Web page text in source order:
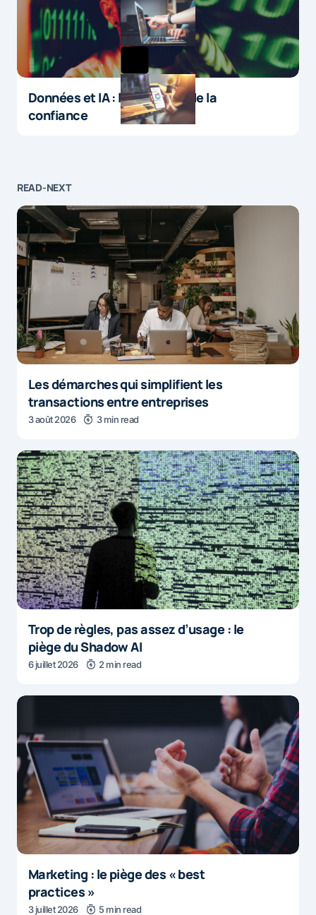
Données et IA : le paradoxe de la
confiance
READ-NEXT
Les démarches qui simplifient les
transactions entre entreprises
3 août 2026 3 min read
Trop de règles, pas assez d’usage : le
piège du Shadow AI
6 juillet 2026 2 min read
Marketing : le piège des « best
practices »
3 juillet 2026 5 min read